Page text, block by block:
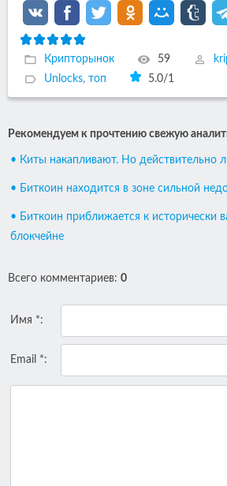
Крипторынок 59
Unlocks, топ 5.0/1
Рекомендуем к прочтению свежую
• Киты накапливают. Но действительно
• Биткоин находится в зоне сильной
• Биткоин приближается к исторически
блокчейне
Всего комментариев: 0
Имя *:
Email *: